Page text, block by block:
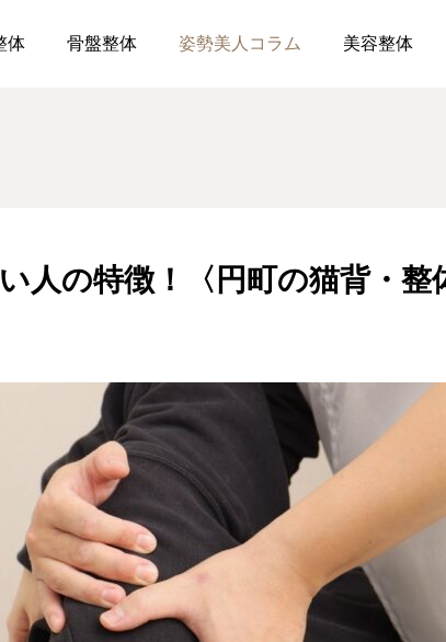
体 骨盤整体 姿勢美人コラム 美容整体
りになりやすい人の特徴！〈円町の猫背・整体はReForz〉
人の特徴！〈円町の猫背・整